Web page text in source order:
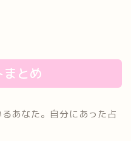
とめ
あなた。自分にあった占